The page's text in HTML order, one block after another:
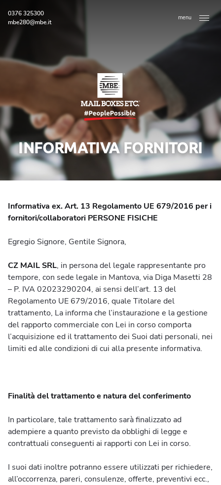
0376 325300
mbe280@mbe.it
menu
Home
Staff
MBE SafeValue
Gadget
Realizzazioni
Contatti
Spedizioni
Spedizione
Post-Spedizione
INFORMATIVA FORNITORI
Informativa ex. Art. 13 Regolamento UE 679/2016 per i
fornitori/collaboratori PERSONE FISICHE
Egregio Signore, Gentile Signora,
CZ MAIL SRL, in persona del legale rappresentante pro
tempore, con sede legale in Mantova, via Diga Masetti 28
– P. IVA 02023290204, ai sensi dell’art. 13 del
Regolamento UE 679/2016, quale Titolare del
trattamento, La informa che l’instaurazione e la gestione
del rapporto commerciale con Lei in corso comporta
l’acquisizione ed il trattamento dei Suoi dati personali, nei
limiti ed alle condizioni di cui alla presente informativa.
Finalità del trattamento e natura del conferimento
In particolare, tale trattamento sarà finalizzato ad
adempiere a quanto previsto da obblighi di legge e
contrattuali conseguenti ai rapporti con Lei in corso.
I suoi dati inoltre potranno essere utilizzati per richiedere,
all’occorrenza, pareri, consulenze, offerte, preventivi ecc.,